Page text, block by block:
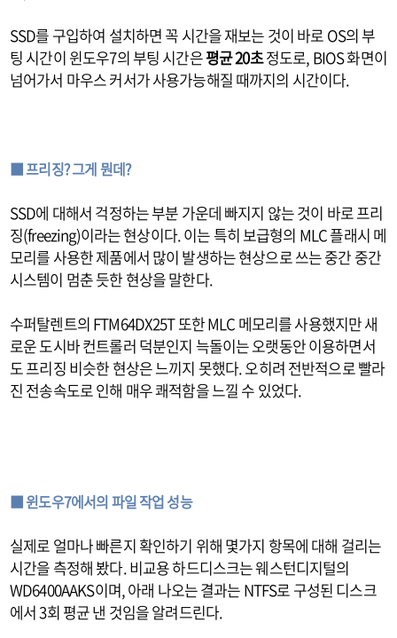
SSD를 구입하여 설치하면 꼭 시간을 재보는 것이 바로 OS의 부
팅 시간이 윈도우7의 부팅 시간은평균 20초정도로, BIOS 화면이
넘어가서 마우스 커서가 사용가능해질 때까지의 시간이다.
■ 프리징? 그게 뭔데?
SSD에 대해서 걱정하는 부분 가운데 빠지지 않는 것이 바로 프리
징(freezing)이라는 현상이다. 이는 특히 보급형의 MLC 플래시 메
모리를 사용한 제품에서 많이 발생하는 현상으로 쓰는 중간 중간
시스템이 멈춘 듯한 현상을 말한다.
수퍼탈렌트의 FTM64DX25T 또한 MLC 메모리를 사용했지만 새
로운 도시바 컨트롤러 덕분인지 늑돌이는 오랫동안 이용하면서
도 프리징 비슷한 현상은 느끼지 못했다. 오히려 전반적으로 빨라
진 전송속도로 인해 매우 쾌적함을 느낄 수 있었다.
■ 윈도우7에서의 파일 작업 성능
실제로 얼마나 빠른지 확인하기 위해 몇가지 항목에 대해 걸리는
시간을 측정해 봤다. 비교용 하드디스크는 웨스턴디지털의
WD6400AAKS이며, 아래 나오는 결과는 NTFS로 구성된 디스크
에서 3회 평균 낸 것임을 알려드린다.